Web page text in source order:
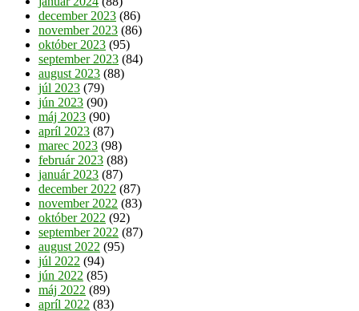
december 2023 (86)
november 2023 (86)
október 2023 (95)
september 2023 (84)
august 2023 (88)
júl 2023 (79)
jún 2023 (90)
máj 2023 (90)
apríl 2023 (87)
marec 2023 (98)
február 2023 (88)
január 2023 (87)
december 2022 (87)
november 2022 (83)
október 2022 (92)
september 2022 (87)
august 2022 (95)
júl 2022 (94)
jún 2022 (85)
máj 2022 (89)
apríl 2022 (83)